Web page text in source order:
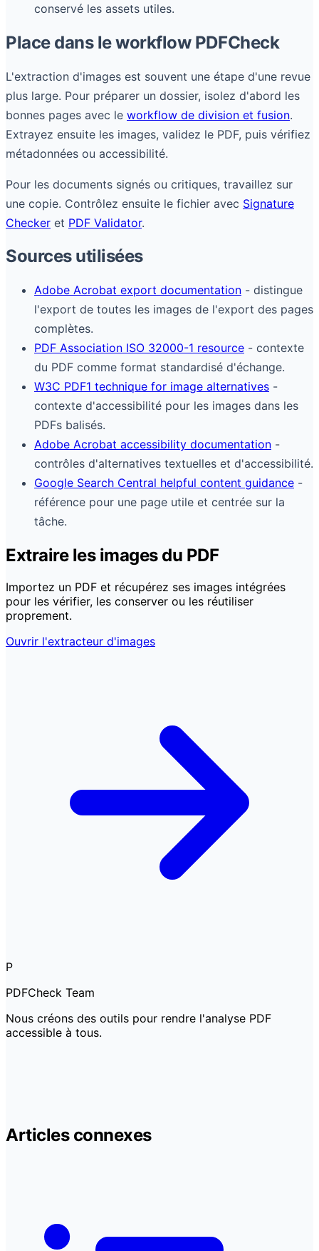
conservé les assets utiles.
Place dans le workflow PDFCheck
L'extraction d'images est souvent une étape d'une revue
plus large. Pour préparer un dossier, isolez d'abord les
bonnes pages avec le workflow de division et fusion.
Extrayez ensuite les images, validez le PDF, puis vérifiez
métadonnées ou accessibilité.
Pour les documents signés ou critiques, travaillez sur
une copie. Contrôlez ensuite le fichier avec Signature
Checker et PDF Validator.
Sources utilisées
Adobe Acrobat export documentation - distingue
l'export de toutes les images de l'export des pages
complètes.
PDF Association ISO 32000-1 resource - contexte
du PDF comme format standardisé d'échange.
W3C PDF1 technique for image alternatives -
contexte d'accessibilité pour les images dans les
PDFs balisés.
Adobe Acrobat accessibility documentation -
contrôles d'alternatives textuelles et d'accessibilité.
Google Search Central helpful content guidance -
référence pour une page utile et centrée sur la
tâche.
Extraire les images du PDF
Importez un PDF et récupérez ses images intégrées
pour les vérifier, les conserver ou les réutiliser
proprement.
Ouvrir l'extracteur d'images
P
PDFCheck Team
Nous créons des outils pour rendre l'analyse PDF
accessible à tous.
Articles connexes